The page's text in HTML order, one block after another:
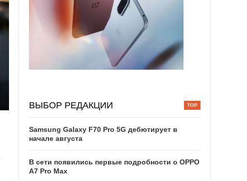
ВЫБОР РЕДАКЦИИ
Samsung Galaxy F70 Pro 5G дебютирует в
начале августа
В сети появились первые подробности о OPPO
A7 Pro Max